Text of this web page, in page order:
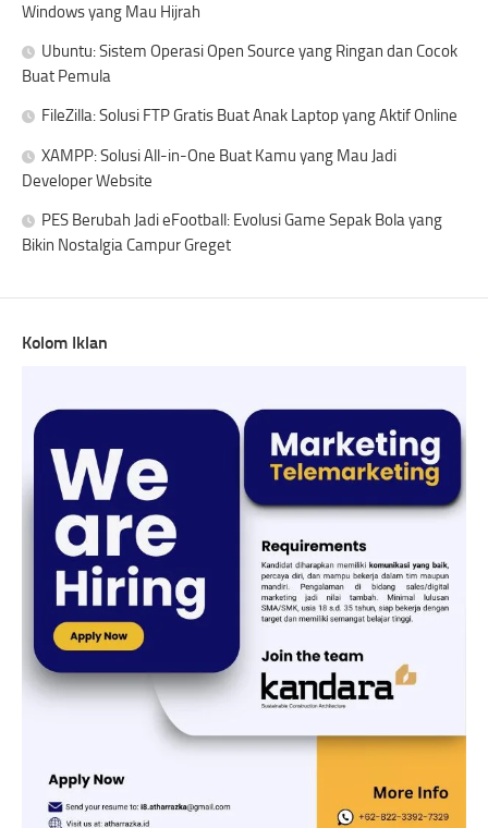
Windows yang Mau Hijrah
Ubuntu: Sistem Operasi Open Source yang Ringan dan Cocok
Buat Pemula
FileZilla: Solusi FTP Gratis Buat Anak Laptop yang Aktif Online
XAMPP: Solusi All-in-One Buat Kamu yang Mau Jadi
Developer Website
PES Berubah Jadi eFootball: Evolusi Game Sepak Bola yang
Bikin Nostalgia Campur Greget
Kolom Iklan